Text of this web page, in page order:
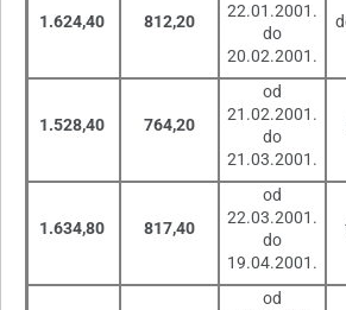
1.624,40 812,20
22.01.2001.
do
20.02.2001.
1.528,40 764,20
od
21.02.2001.
do
21.03.2001.
1.634,80 817,40
od
22.03.2001.
do
19.04.2001.
od